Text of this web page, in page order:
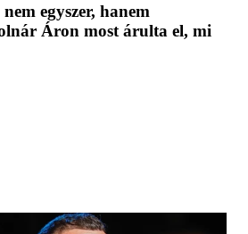
egyszer, hanem
Áron most árulta el, mi